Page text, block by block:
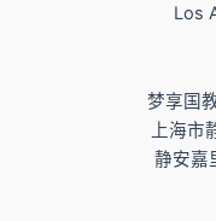
Los
梦享国
上海
静安嘉